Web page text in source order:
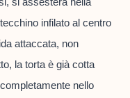
infilato al centro
attaccata, non
la torta è già cotta
nello